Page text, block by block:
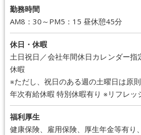
勤務時間
AM8：30～PM5：15 昼休憩45分
休日・休暇
土日祝日／会社年間休日カレンダー指
休暇
※ただし、祝日のある週の土曜日は原
年次有給休暇 特別休暇有り ※リフレッ
福利厚生
健康保険、雇用保険、厚生年金等有り